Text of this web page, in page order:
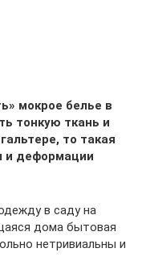
мокрое белье в
тонкую ткань и
то такая
и деформации
в саду на
дома бытовая
нетривиальны и